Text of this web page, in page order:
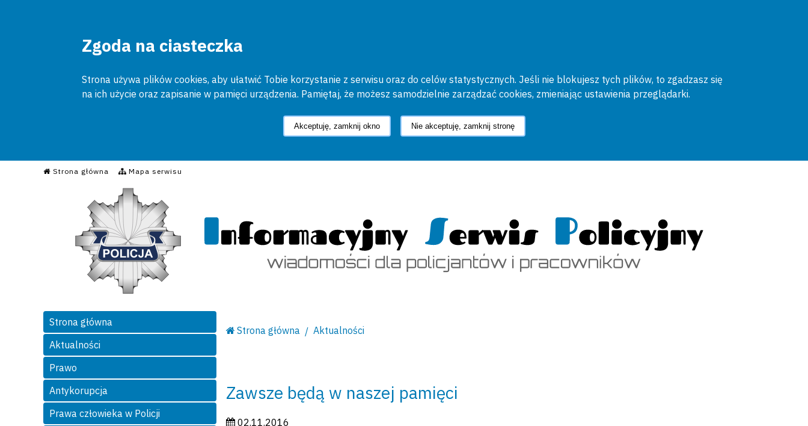
Zgoda na ciasteczka
Strona używa plików cookies, aby ułatwić Tobie korzystanie z serwisu oraz do celów statystycznych. Jeśli nie blokujesz tych plików, to zgadzasz się
na ich użycie oraz zapisanie w pamięci urządzenia. Pamiętaj, że możesz samodzielnie zarządzać cookies, zmieniając ustawienia przeglądarki.
Akceptuję, zamknij okno Nie akceptuję, zamknij stronę
Strona główna Mapa serwisu
Informacyjny Serwis Policyjny
Strona główna
Aktualności
Prawo
Antykorupcja
Prawa człowieka w Policji
Strona główna Aktualności
Zawsze będą w naszej pamięci
Data publikacji:
02.11.2016